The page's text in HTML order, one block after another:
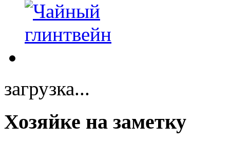
загрузка...
Хозяйке на заметку